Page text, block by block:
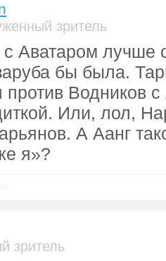
зритель
Аватаром лучше
бы была.
против Водников
Или, лол,
А Аанг
я»?
зритель